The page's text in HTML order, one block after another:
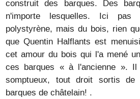
construit des barques. Des
n'importe lesquelles. Ici
polystyrène, mais du bois, rien
que Quentin Halflants est
cet amour du bois qui l'a mené
ces barques « à l'ancienne ». Il
somptueux, tout droit sortis de
barques de châtelain! .